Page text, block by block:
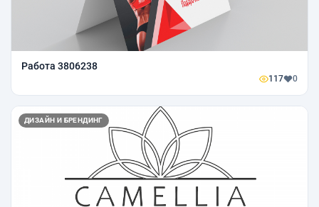
Работа 3806238
117 0
ДИЗАЙН И БРЕНДИНГ